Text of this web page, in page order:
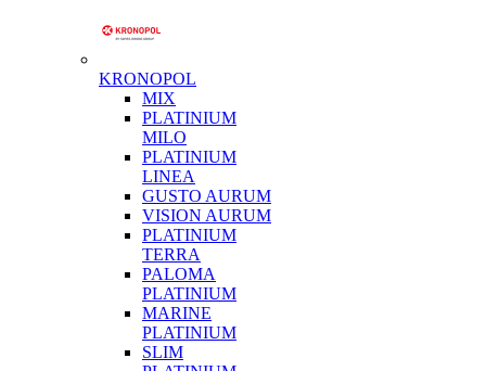
KRONOPOL
MIX
PLATINIUM
MILO
PLATINIUM
LINEA
GUSTO AURUM
VISION AURUM
PLATINIUM
TERRA
PALOMA
PLATINIUM
MARINE
PLATINIUM
SLIM